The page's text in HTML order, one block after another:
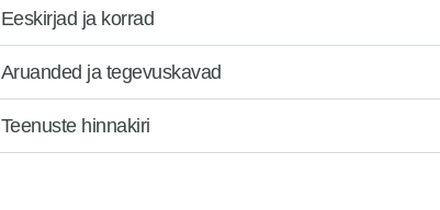
Eeskirjad ja korrad
Aruanded ja tegevuskavad
Teenuste hinnakiri